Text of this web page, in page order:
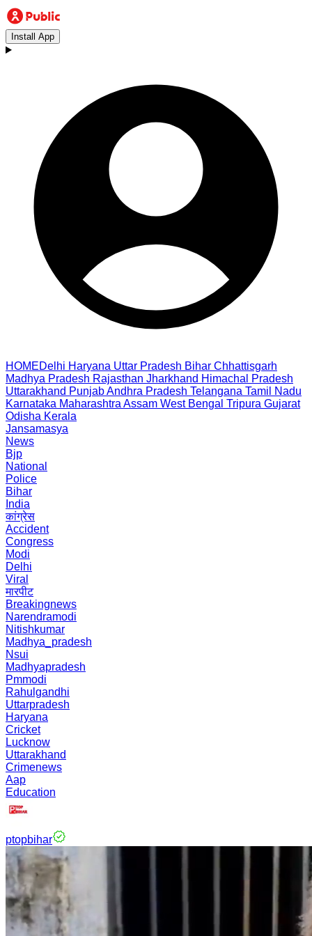
Install App
HOMEDelhi Haryana Uttar Pradesh Bihar Chhattisgarh
Madhya Pradesh Rajasthan Jharkhand Himachal Pradesh
Uttarakhand PunjabAndhra Pradesh Telangana Tamil Nadu
Karnataka Maharashtra Assam West Bengal Tripura Gujarat
Odisha Kerala
Jansamasya
News
Bjp
National
Police
Bihar
India
कांग्रेस
Accident
Congress
Modi
Delhi
Viral
मारपीट
Breakingnews
Narendramodi
Nitishkumar
Madhya_pradesh
Nsui
Madhyapradesh
Pmmodi
Rahulgandhi
Uttarpradesh
Haryana
Cricket
Lucknow
Uttarakhand
Crimenews
Aap
Education
ptopbihar